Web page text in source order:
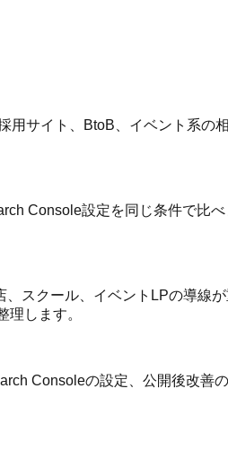
サイト、BtoB、イベント系の
Console設定を同じ条件で比
スクール、イベントLPの導線
します。
Consoleの設定、公開後改善